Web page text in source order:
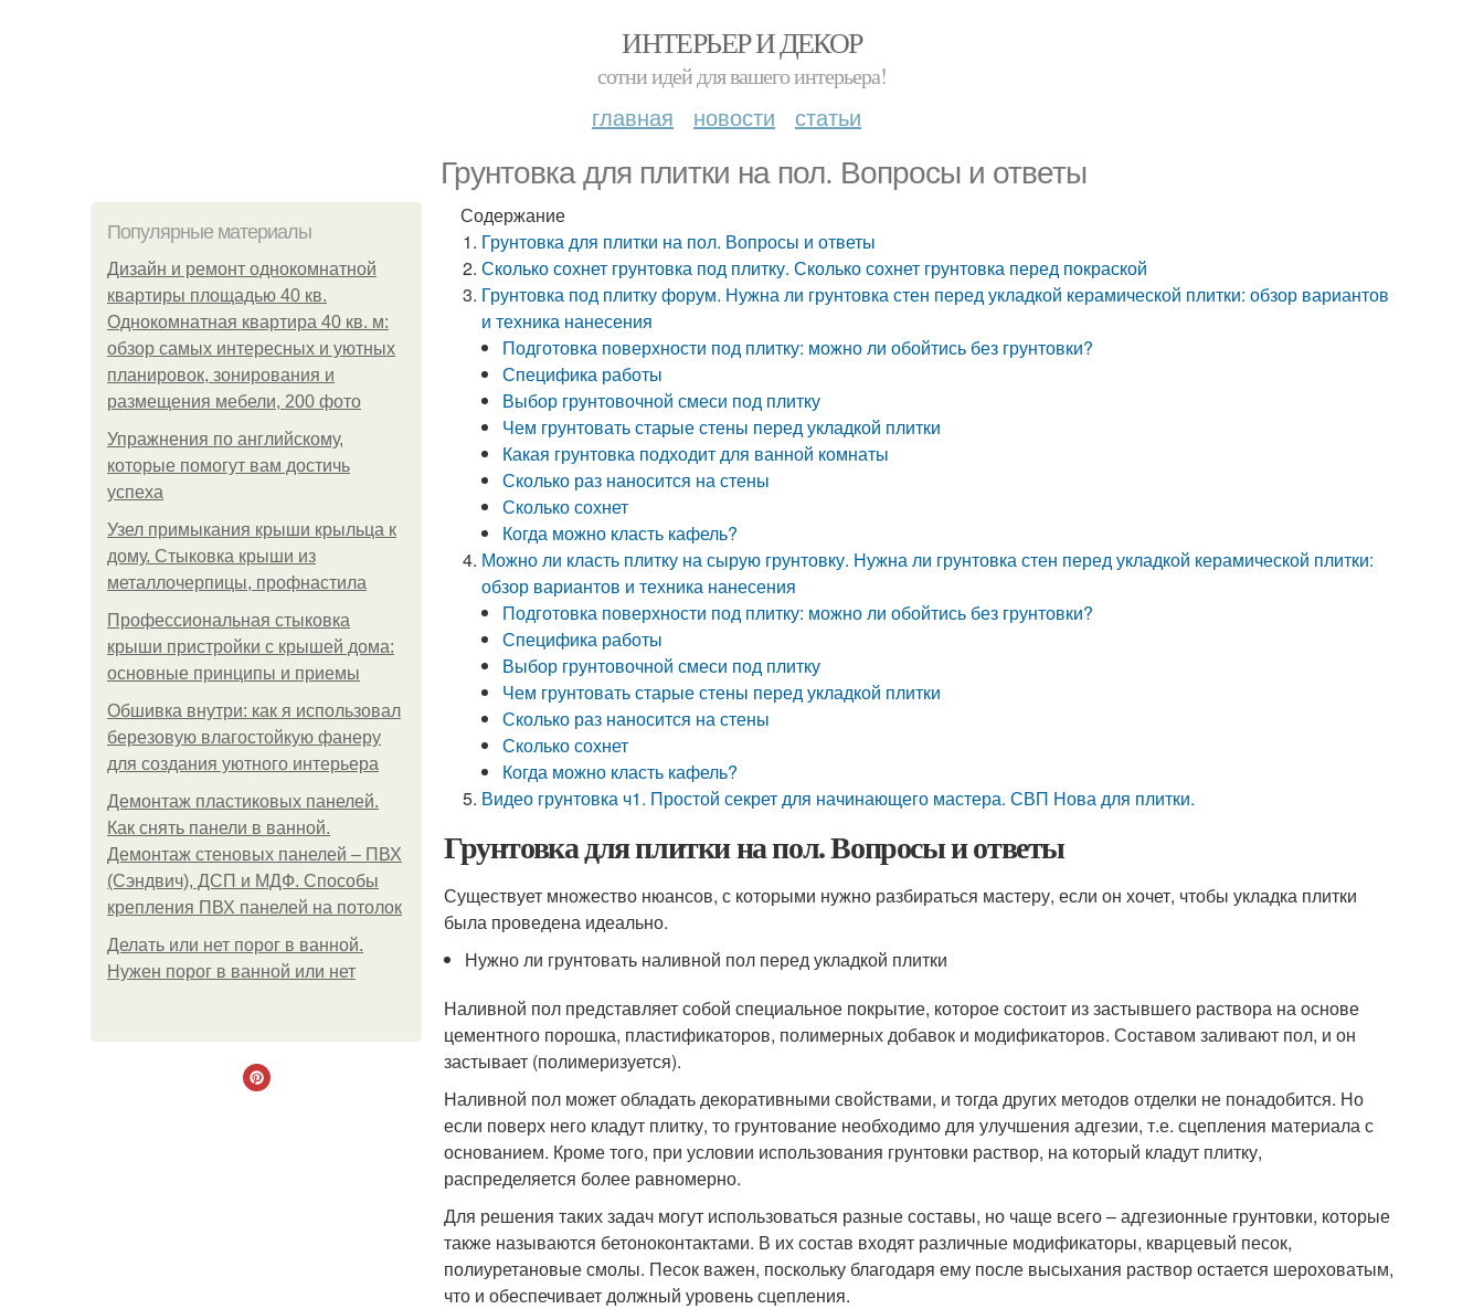
ИНТЕРЬЕР И ДЕКОР
сотни идей для вашего интерьера!
главная новости статьи
Грунтовка для плитки на пол. Вопросы и ответы
Популярные материалы
Дизайн и ремонт однокомнатной
квартиры площадью 40 кв.
Однокомнатная квартира 40 кв. м:
обзор самых интересных и уютных
планировок, зонирования и
размещения мебели, 200 фото
Упражнения по английскому,
которые помогут вам достичь
успеха
Узел примыкания крыши крыльца к
дому. Стыковка крыши из
металлочерпицы, профнастила
Профессиональная стыковка
крыши пристройки с крышей дома:
основные принципы и приемы
Обшивка внутри: как я использовал
березовую влагостойкую фанеру
для создания уютного интерьера
Демонтаж пластиковых панелей.
Как снять панели в ванной.
Демонтаж стеновых панелей – ПВХ
(Сэндвич), ДСП и МДФ. Способы
крепления ПВХ панелей на потолок
Делать или нет порог в ванной.
Нужен порог в ванной или нет
Содержание
Грунтовка для плитки на пол. Вопросы и ответы
Сколько сохнет грунтовка под плитку. Сколько сохнет грунтовка перед покраской
Грунтовка под плитку форум. Нужна ли грунтовка стен перед укладкой керамической плитки: обзор вариантов
и техника нанесения
Подготовка поверхности под плитку: можно ли обойтись без грунтовки?
Специфика работы
Выбор грунтовочной смеси под плитку
Чем грунтовать старые стены перед укладкой плитки
Какая грунтовка подходит для ванной комнаты
Сколько раз наносится на стены
Сколько сохнет
Когда можно класть кафель?
Можно ли класть плитку на сырую грунтовку. Нужна ли грунтовка стен перед укладкой керамической плитки:
обзор вариантов и техника нанесения
Подготовка поверхности под плитку: можно ли обойтись без грунтовки?
Специфика работы
Выбор грунтовочной смеси под плитку
Чем грунтовать старые стены перед укладкой плитки
Сколько раз наносится на стены
Сколько сохнет
Когда можно класть кафель?
Видео грунтовка ч1. Простой секрет для начинающего мастера. СВП Нова для плитки.
Грунтовка для плитки на пол. Вопросы и ответы
Существует множество нюансов, с которыми нужно разбираться мастеру, если он хочет, чтобы укладка плитки
была проведена идеально.
Нужно ли грунтовать наливной пол перед укладкой плитки
Наливной пол представляет собой специальное покрытие, которое состоит из застывшего раствора на основе
цементного порошка, пластификаторов, полимерных добавок и модификаторов. Составом заливают пол, и он
застывает (полимеризуется).
Наливной пол может обладать декоративными свойствами, и тогда других методов отделки не понадобится. Но
если поверх него кладут плитку, то грунтование необходимо для улучшения адгезии, т.е. сцепления материала с
основанием. Кроме того, при условии использования грунтовки раствор, на который кладут плитку,
распределяется более равномерно.
Для решения таких задач могут использоваться разные составы, но чаще всего – адгезионные грунтовки, которые
также называются бетоноконтактами. В их состав входят различные модификаторы, кварцевый песок,
полиуретановые смолы. Песок важен, поскольку благодаря ему после высыхания раствор остается шероховатым,
что и обеспечивает должный уровень сцепления.